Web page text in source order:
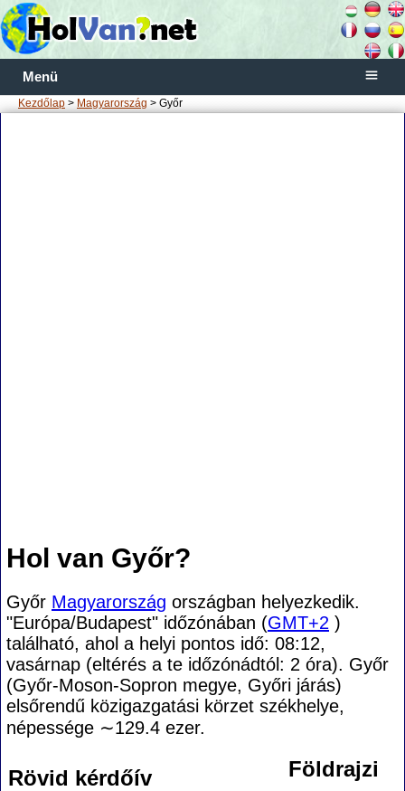
Menü
Kezdőlap > Magyarország > Győr
Hol van Győr?
Győr Magyarország országban helyezkedik.
"Európa/Budapest" időzónában (GMT+2 )
található, ahol a helyi pontos idő: 08:12,
vasárnap (eltérés a te időzónádtól: 2 óra). Győr
(Győr-Moson-Sopron megye, Győri járás)
elsőrendű közigazgatási körzet székhelye,
népessége ∼129.4 ezer.
Rövid kérdőív Földrajzi